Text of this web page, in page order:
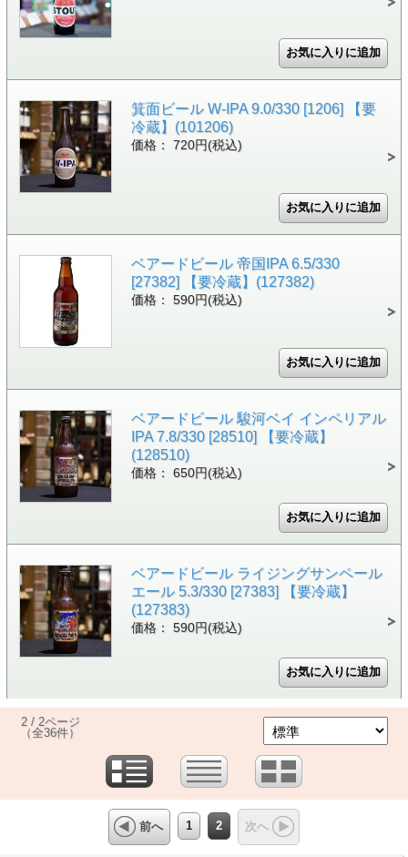
箕面ビール W-IPA 9.0/330 [1206] 【要
冷蔵】(101206)
価格： 720円(税込)
ベアードビール 帝国IPA 6.5/330
[27382] 【要冷蔵】(127382)
価格： 590円(税込)
ベアードビール 駿河ベイ インペリアル
IPA 7.8/330 [28510] 【要冷蔵】
(128510)
価格： 650円(税込)
ベアードビール ライジングサンペール
エール 5.3/330 [27383] 【要冷蔵】
(127383)
価格： 590円(税込)
2 / 2ページ
（全36件）
前へ 1 2 次へ